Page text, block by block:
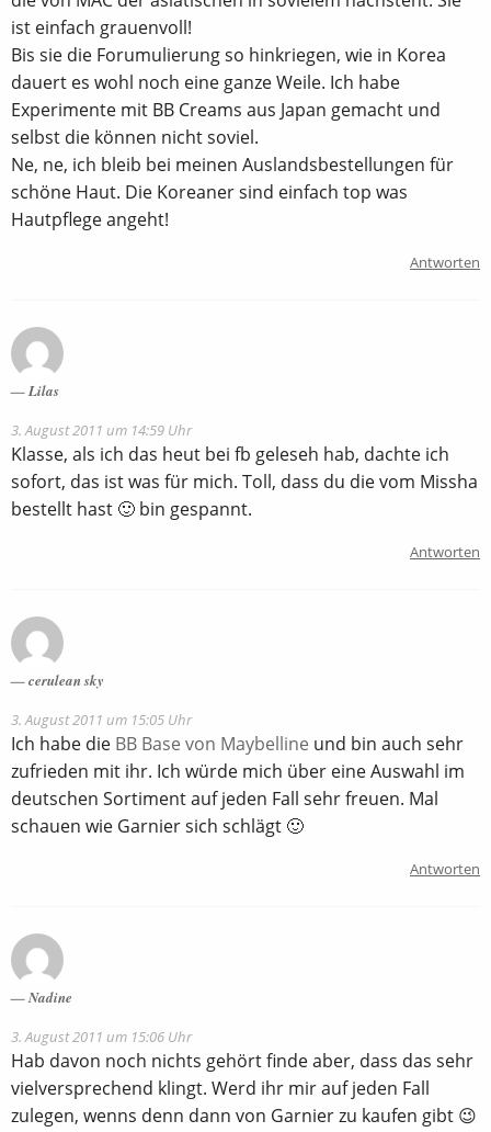
ist einfach grauenvoll!
Bis sie die Forumulierung so hinkriegen, wie in Korea
dauert es wohl noch eine ganze Weile. Ich habe
Experimente mit BB Creams aus Japan gemacht und
selbst die können nicht soviel.
Ne, ne, ich bleib bei meinen Auslandsbestellungen für
schöne Haut. Die Koreaner sind einfach top was
Hautpflege angeht!
Antworten
Lilas
3. August 2011 um 14:59 Uhr
Klasse, als ich das heut bei fb geleseh hab, dachte ich
sofort, das ist was für mich. Toll, dass du die vom Missha
bestellt hast 🙂 bin gespannt.
Antworten
cerulean sky
3. August 2011 um 15:05 Uhr
Ich habe die BB Base von Maybelline und bin auch sehr
zufrieden mit ihr. Ich würde mich über eine Auswahl im
deutschen Sortiment auf jeden Fall sehr freuen. Mal
schauen wie Garnier sich schlägt 🙂
Antworten
Nadine
3. August 2011 um 15:06 Uhr
Hab davon noch nichts gehört finde aber, dass das sehr
vielversprechend klingt. Werd ihr mir auf jeden Fall
zulegen, wenns denn dann von Garnier zu kaufen gibt 😉